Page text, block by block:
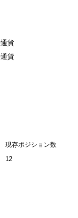
貨
貨
現存ポジション数
12